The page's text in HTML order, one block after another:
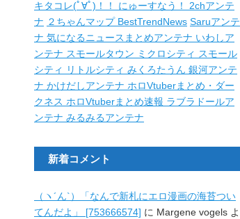
キタコレ(ﾟ∀ﾟ)！！ にゅーすなう！ 2chアンテ
ナ ２ちゃんマップ BestTrendNews Saruアンテ
ナ 気になるニュースまとめアンテナ いわしア
ンテナ スモールタウン ミクロシティ スモール
シティ
リトルシティ みくろたうん 銀河アンテ
ナ かけだしアンテナ ホロVtuberまとめ・ダー
クネス ホロVtuberまとめ速報 ラブラドールア
ンテナ みるみるアンテナ
新着コメント
（ヽ´ん`）「なんで新札にエロ漫画の海苔つい
てんだよ」 [753666574] に Margene vogels よ